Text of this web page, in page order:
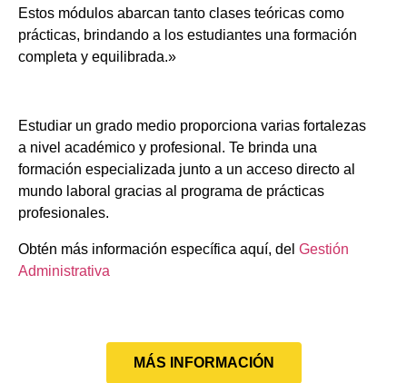
Estos módulos abarcan tanto clases teóricas como
prácticas, brindando a los estudiantes una formación
completa y equilibrada.»
Estudiar un grado medio proporciona varias fortalezas
a nivel académico y profesional. Te brinda una
formación especializada junto a un acceso directo al
mundo laboral gracias al programa de prácticas
profesionales.
Obtén más información específica aquí, del Gestión
Administrativa
MÁS INFORMACIÓN